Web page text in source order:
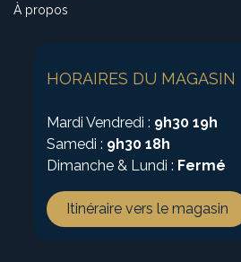
À propos
HORAIRES DU MAGASIN
Mardi Vendredi : 9h30 19h
Samedi : 9h30 18h
Dimanche & Lundi : Fermé
Itinéraire vers le magasin